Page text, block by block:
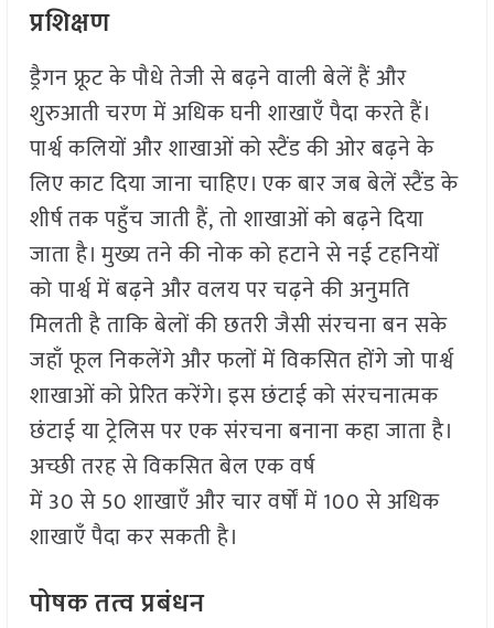
प्रशिक्षण
ड्रैगन फ्रूट के पौधे तेजी से बढ़ने वाली बेलें हैं और
शुरुआती चरण में अधिक घनी शाखाएँ पैदा करते हैं।
पार्श्व कलियों और शाखाओं को स्टैंड की ओर बढ़ने के
लिए काट दिया जाना चाहिए। एक बार जब बेलें स्टैंड के
शीर्ष तक पहुँच जाती हैं, तो शाखाओं को बढ़ने दिया
जाता है। मुख्य तने की नोक को हटाने से नई टहनियों
को पार्श्व में बढ़ने और वलय पर चढ़ने की अनुमति
मिलती है ताकि बेलों की छतरी जैसी संरचना बन सके
जहाँ फूल निकलेंगे और फलों में विकसित होंगे जो पार्श्व
शाखाओं को प्रेरित करेंगे। इस छंटाई को संरचनात्मक
छंटाई या ट्रेलिस पर एक संरचना बनाना कहा जाता है।
अच्छी तरह से विकसित बेल एक वर्ष
में 30 से 50 शाखाएँ और चार वर्षों में 100 से अधिक
शाखाएँ पैदा कर सकती है।
पोषक तत्व प्रबंधन